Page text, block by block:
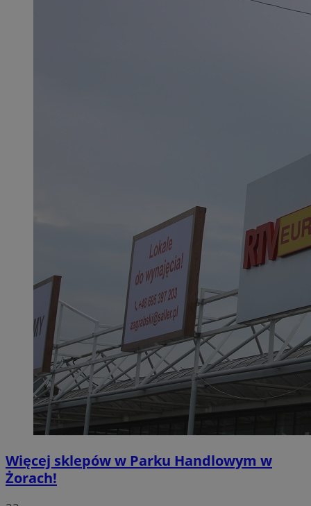
Więcej sklepów w Parku Handlowym w
Żorach!